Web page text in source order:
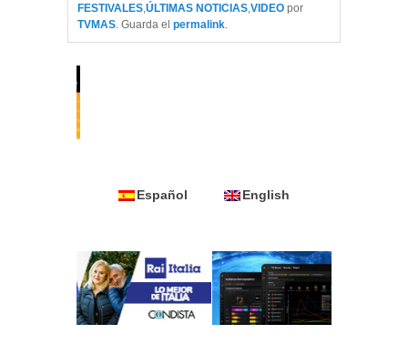
FESTIVALES ÚLTIMAS NOTICIAS VIDEO por
TVMAS . Guarda el permalink
Español English